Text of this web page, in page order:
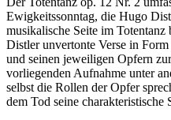
Ewigkeitssonntag, die Hugo
musikalische Seite im
Distler unvertonte Verse in
und seinen jeweiligen Opfern
vorliegenden Aufnahme unter
selbst die Rollen der Opfer
dem Tod seine charakteristische